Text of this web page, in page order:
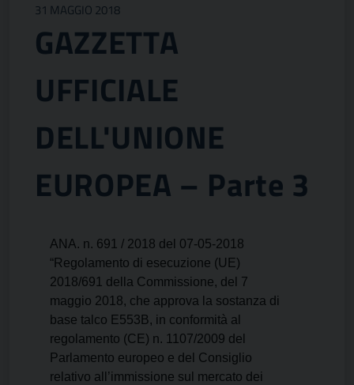
31 MAGGIO 2018
GAZZETTA
UFFICIALE
DELL'UNIONE
EUROPEA – Parte 3
ANA. n. 691 / 2018 del 07-05-2018
“Regolamento di esecuzione (UE)
2018/691 della Commissione, del 7
maggio 2018, che approva la sostanza di
base talco E553B, in conformità al
regolamento (CE) n. 1107/2009 del
Parlamento europeo e del Consiglio
relativo all’immissione sul mercato dei